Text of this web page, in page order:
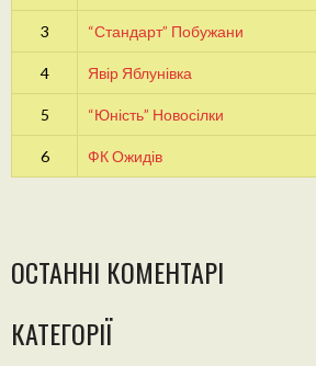
3 “Стандарт” Побужани
4 Явір Яблунівка
5 “Юність” Новосілки
6 ФК Ожидів
ОСТАННІ КОМЕНТАРІ
КАТЕГОРІЇ